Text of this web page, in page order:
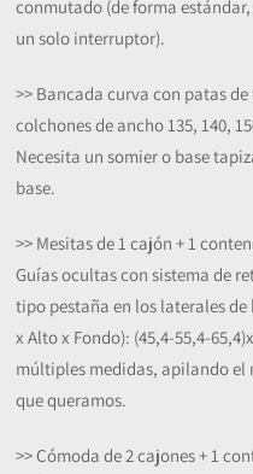
conmutado (de forma
un solo interruptor).
>> Bancada curva con patas
colchones de ancho 135, 140,
Necesita un somier o base
base.
>> Mesitas de 1 cajón + 1
Guías ocultas con sistema de
tipo pestaña en los laterales
x Alto x Fondo): (45,4-55,4-
múltiples medidas, apilando el
que queramos.
>> Cómoda de 2 cajones + 1